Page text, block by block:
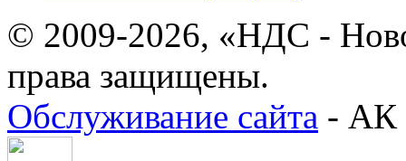
© 2009-2026, «НДС -
права защищены.
Обслуживание сайта - АК